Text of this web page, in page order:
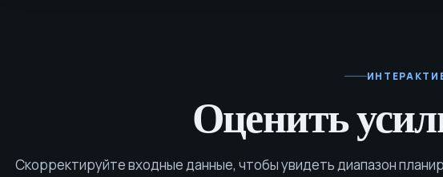
Оценить
Скорректируйте входные данные, чтобы увидеть диапазон